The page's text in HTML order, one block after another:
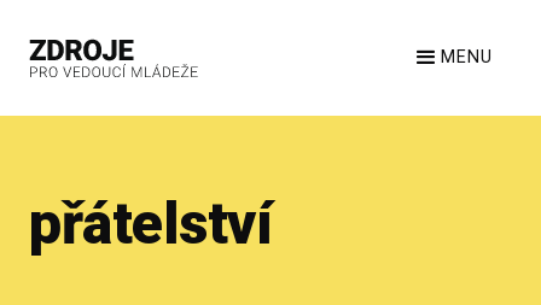
MENU
přátelství